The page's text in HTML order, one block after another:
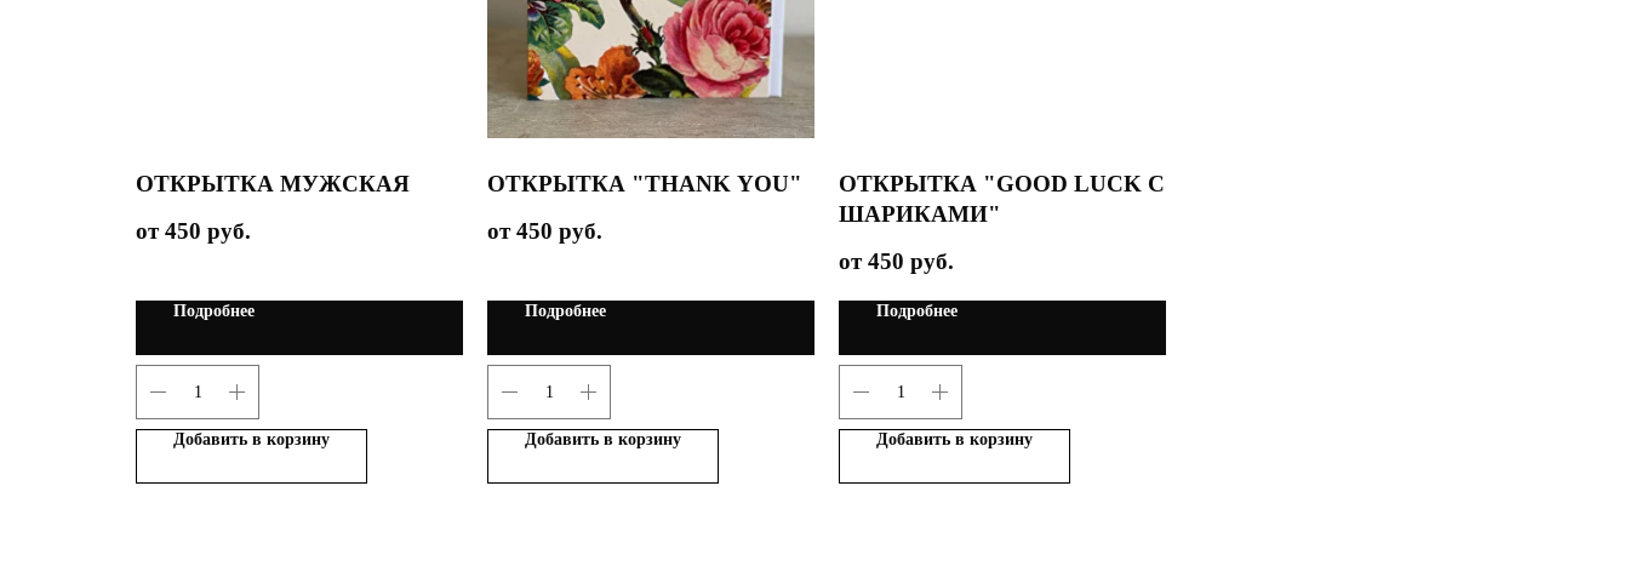
ОТКРЫТКА МУЖСКАЯ
450 руб.
Подробнее
Добавить в корзину
ОТКРЫТКА "THANK YOU"
450 руб.
Подробнее
Добавить в корзину
ОТКРЫТКА "GOOD LUCK С
ШАРИКАМИ"
450 руб.
Подробнее
Добавить в корзину